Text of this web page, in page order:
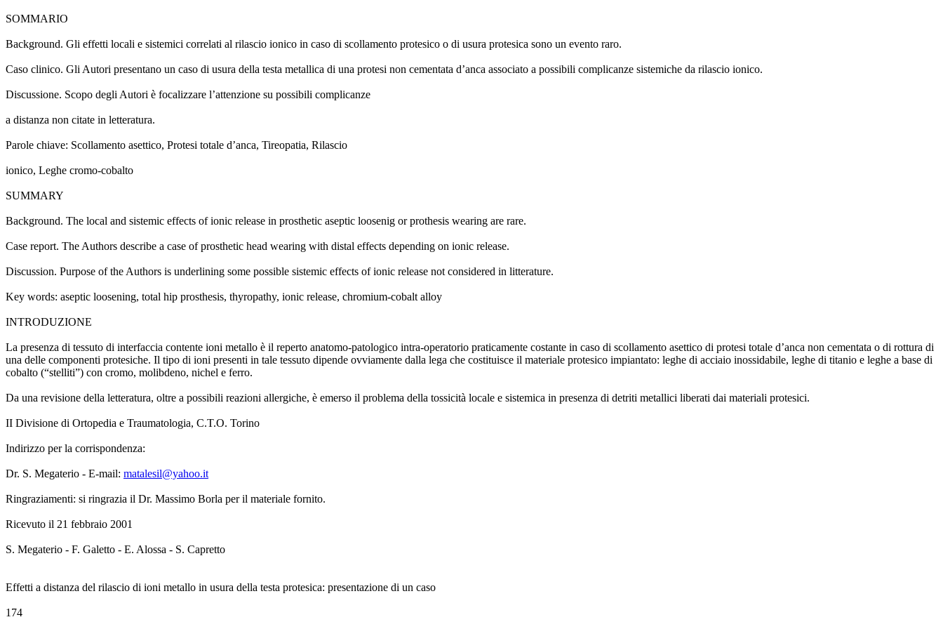
SOMMARIO
Background. Gli effetti locali e sistemici correlati al rilascio ionico in caso di scollamento protesico o di usura protesica sono un evento raro.
Caso clinico. Gli Autori presentano un caso di usura della testa metallica di una protesi non cementata d’anca associato a possibili complicanze sistemiche da rilascio ionico.
Discussione. Scopo degli Autori è focalizzare l’attenzione su possibili complicanze
a distanza non citate in letteratura.
Parole chiave: Scollamento asettico, Protesi totale d’anca, Tireopatia, Rilascio
ionico, Leghe cromo-cobalto
SUMMARY
Background. The local and sistemic effects of ionic release in prosthetic aseptic loosenig or prothesis wearing are rare.
Case report. The Authors describe a case of prosthetic head wearing with distal effects depending on ionic release.
Discussion. Purpose of the Authors is underlining some possible sistemic effects of ionic release not considered in litterature.
Key words: aseptic loosening, total hip prosthesis, thyropathy, ionic release, chromium-cobalt alloy
INTRODUZIONE
La presenza di tessuto di interfaccia contente ioni metallo è il reperto anatomo-patologico intra-operatorio praticamente costante in caso di scollamento asettico di protesi totale d’anca non cementata o di rottura di
una delle componenti protesiche. Il tipo di ioni presenti in tale tessuto dipende ovviamente dalla lega che costituisce il materiale protesico impiantato: leghe di acciaio inossidabile, leghe di titanio e leghe a base di
cobalto (“stelliti”) con cromo, molibdeno, nichel e ferro.
Da una revisione della letteratura, oltre a possibili reazioni allergiche, è emerso il problema della tossicità locale e sistemica in presenza di detriti metallici liberati dai materiali protesici.
II Divisione di Ortopedia e Traumatologia, C.T.O. Torino
Indirizzo per la corrispondenza:
Dr. S. Megaterio - E-mail: matalesil@yahoo.it
Ringraziamenti: si ringrazia il Dr. Massimo Borla per il materiale fornito.
Ricevuto il 21 febbraio 2001
S. Megaterio - F. Galetto - E. Alossa - S. Capretto
Effetti a distanza del rilascio di ioni metallo in usura della testa protesica: presentazione di un caso
174